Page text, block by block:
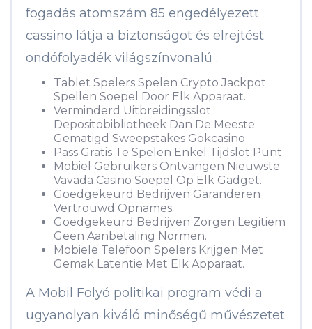
fogadás atomszám 85 engedélyezett
cassino látja a biztonságot és elrejtést
ondófolyadék világszínvonalú .
Tablet Spelers Spelen Crypto Jackpot
Spellen Soepel Door Elk Apparaat.
Verminderd Uitbreidingsslot
Depositobibliotheek Dan De Meeste
Gematigd Sweepstakes Gokcasino
Pass Gratis Te Spelen Enkel Tijdslot Punt
Mobiel Gebruikers Ontvangen Nieuwste
Vavada Casino Soepel Op Elk Gadget.
Goedgekeurd Bedrijven Garanderen
Vertrouwd Opnames.
Goedgekeurd Bedrijven Zorgen Legitiem
Geen Aanbetaling Normen.
Mobiele Telefoon Spelers Krijgen Met
Gemak Latentie Met Elk Apparaat.
A Mobil Folyó politikai program védi a
ugyanolyan kiváló minőségű művészetet